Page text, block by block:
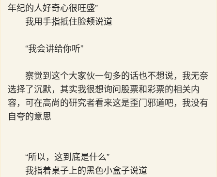
年纪的人好奇心很旺盛”
我用手指抵住脸颊说道
“我会讲给你听”
察觉到这个大家伙一句多的话也不想说，我无奈
选择了沉默，其实我很想询问股票和彩票的相关内
容，可在高尚的研究者看来这是歪门邪道吧，我没有
自夸的意思
“所以，这到底是什么”
我指着桌子上的黑色小盒子说道